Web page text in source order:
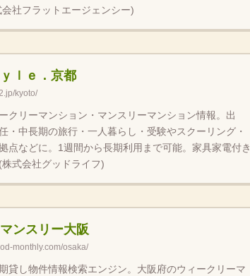
会社フラットエージェンシー)
ｌｅ．京都
kyoto/
クリーマンション・マンスリーマンション情報。出
・中長期の旅行・一人暮らし・受験やスクーリング・
点などに。1週間から長期利用まで可能。家具家電付き
式会社グッドライフ)
ンスリー大阪
monthly.com/osaka/
貸し物件情報検索エンジン。大阪府のウィークリーマ